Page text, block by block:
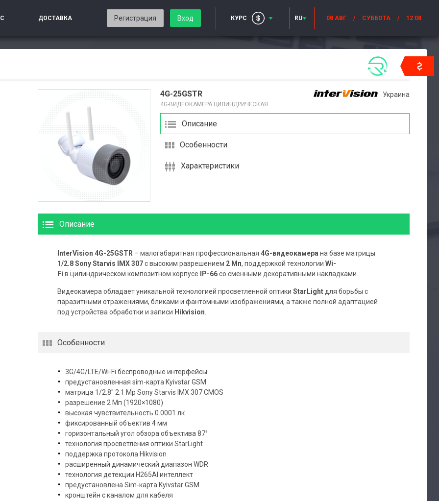
ДОСТАВКА Регистрация Вход КУРС RU 08 АВГ / СУББОТА / 12:08
4G-25GSTR
4G-ВИДЕОКАМЕРА ЦИЛИНДРИЧЕСКАЯ
Украина
Описание
Особенности
Характеристики
Описание
InterVision 4G-25GSTR – малогабаритная профессиональная 4G-видеокамера на базе матрицы
1/2.8 Sony Starvis IMX 307с высоким разрешением 2 Мп, поддержкой технологии Wi-
Fi в цилиндрическом композитном корпусе IP-66со сменными декоративными накладками.
Видеокамера обладает уникальной технологией просветленной оптики StarLightдля борьбы с
паразитными отражениями, бликами и фантомными изображениями, а также полной адаптацией
под устройства обработки и записи Hikvision
Особенности
3G/4G/LTE/Wi-Fi беспроводные интерфейсы
предустановленная sim-карта Kyivstar GSM
матрица 1/2.8″ 2.1 Mp Sony Starvis IMX 307 CMOS
разрешение 2 Мп (1920×1080)
высокая чувствительность 0.0001 лк
фиксированный объектив 4 мм
горизонтальный угол обзора объектива 87°
технология просветления оптики StarLight
поддержка протокола Hikvision
расширенный динамический диапазон WDR
технология детекции H265AI интеллект
предустановлена Sim-карта Kyivstar GSM
кронштейн с каналом для кабеля